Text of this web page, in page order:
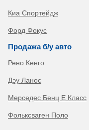
Киа Спортейдж
Форд Фокус
Продажа б/у авто
Рено Кенго
Дэу Ланос
Мерседес Бенц Е Класс
Фольксваген Поло